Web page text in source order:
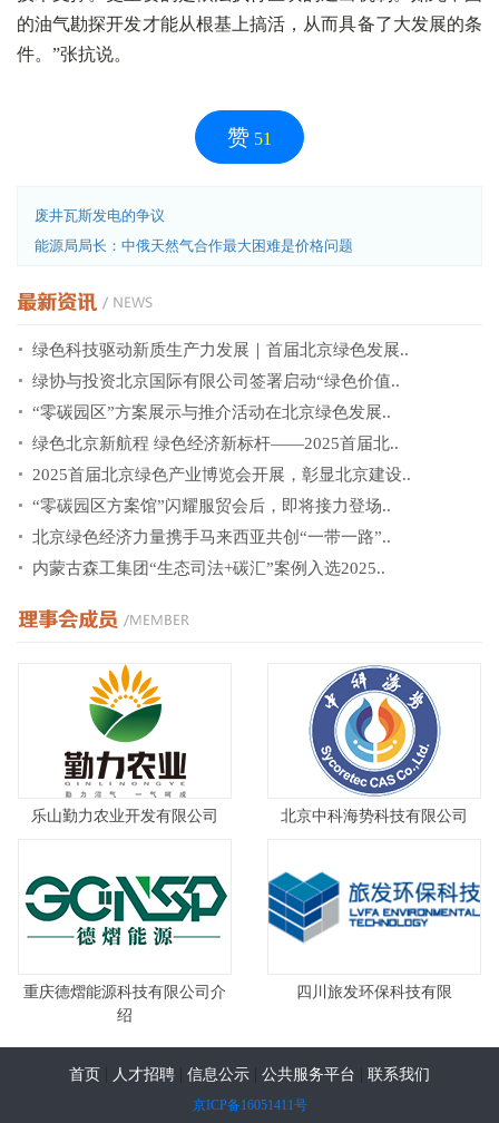
的油气勘探开发才能从根基上搞活，从而具备了大发展的条
件。”张抗说。
赞 51
废井瓦斯发电的争议
能源局局长：中俄天然气合作最大困难是价格问题
绿色科技驱动新质生产力发展｜首届北京绿色发展..
绿协与投资北京国际有限公司签署启动“绿色价值..
“零碳园区”方案展示与推介活动在北京绿色发展..
绿色北京新航程 绿色经济新标杆——2025首届北..
2025首届北京绿色产业博览会开展，彰显北京建设..
“零碳园区方案馆”闪耀服贸会后，即将接力登场..
北京绿色经济力量携手马来西亚共创“一带一路”..
内蒙古森工集团“生态司法+碳汇”案例入选2025..
乐山勤力农业开发有限公司 北京中科海势科技有限公司
重庆德熠能源科技有限公司介
绍
四川旅发环保科技有限
首页 人才招聘 信息公示 公共服务平台 联系我们
京ICP备16051411号